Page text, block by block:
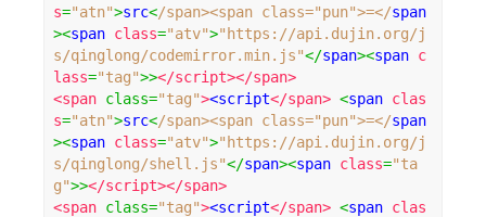
s="atn">src</span><span class="pun">=</span
><span class="atv">"https://api.dujin.org/j
s/qinglong/codemirror.min.js"</span><span c
lass="tag">></script></span>
<span class="tag"><script</span> <span clas
s="atn">src</span><span class="pun">=</span
><span class="atv">"https://api.dujin.org/j
s/qinglong/shell.js"</span><span class="ta
g">></script></span>
<span class="tag"><script</span> <span clas